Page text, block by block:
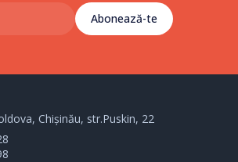
Abonează-te
Chișinău, str.Puskin, 22